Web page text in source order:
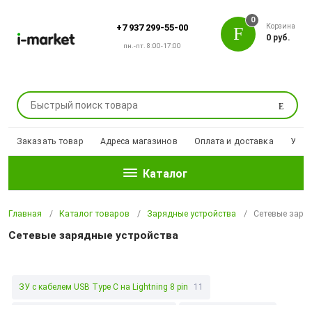
+7 937 299-55-00
пн.-пт. 8:00-17:00
Поиск
0
Корзина
0 руб.
Заказать товар Адреса магазинов Оплата и доставка
Каталог
Главная Каталог товаров Зарядные устройства Сетевые
Сетевые зарядные устройства
ЗУ c кабелем USB Type C на Lightning 8 pin 11